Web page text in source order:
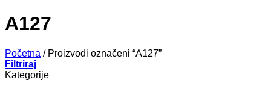
A127
Početna /Proizvodi označeni “A127”
Filtriraj
Kategorije